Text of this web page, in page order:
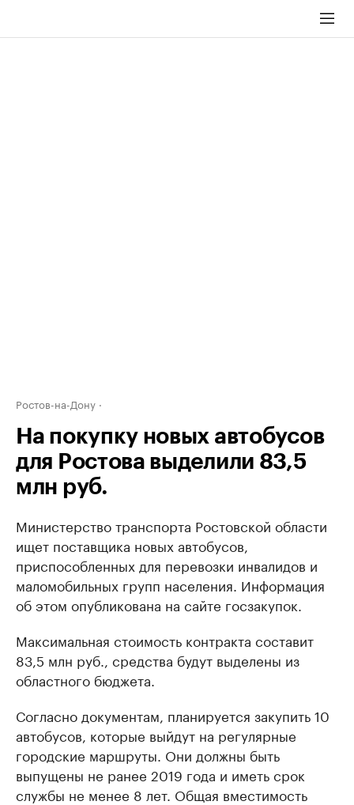
Ростов-на-Дону
На покупку новых автобусов
для Ростова выделили 83,5
млн руб.
Министерство транспорта Ростовской области
ищет поставщика новых автобусов,
приспособленных для перевозки инвалидов и
маломобильных групп населения. Информация
об этом опубликована на сайте госзакупок.
Максимальная стоимость контракта составит
83,5 млн руб., средства будут выделены из
областного бюджета.
Согласно документам, планируется закупить 10
автобусов, которые выйдут на регулярные
городские маршруты. Они должны быть
выпущены не ранее 2019 года и иметь срок
службы не менее 8 лет. Общая вместимость